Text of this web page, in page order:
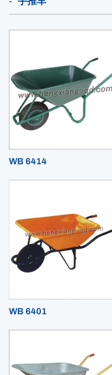
WB 6414
WB 6401